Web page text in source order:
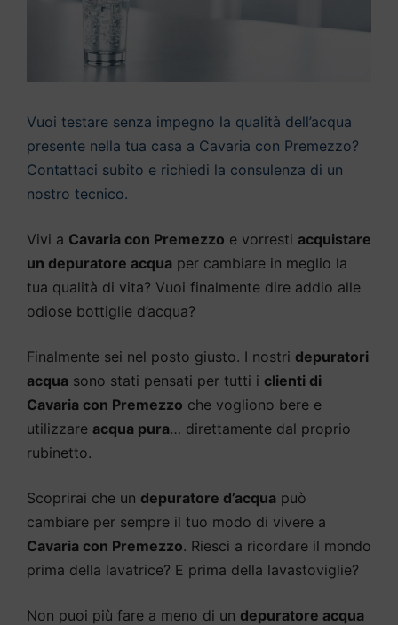
Vuoi testare senza impegno la qualità dell’acqua
presente nella tua casa a Cavaria con Premezzo?
Contattaci subito e richiedi la consulenza di un
nostro tecnico.
Vivi a Cavaria con Premezzo e vorresti acquistare
un depuratore acqua per cambiare in meglio la
tua qualità di vita? Vuoi finalmente dire addio alle
odiose bottiglie d’acqua?
Finalmente sei nel posto giusto. I nostri depuratori
acqua sono stati pensati per tutti i clienti di
Cavaria con Premezzo che vogliono bere e
utilizzare acqua pura… direttamente dal proprio
rubinetto.
Scoprirai che un depuratore d’acqua può
cambiare per sempre il tuo modo di vivere a
Cavaria con Premezzo. Riesci a ricordare il mondo
prima della lavatrice? E prima della lavastoviglie?
Non puoi più fare a meno di un depuratore acqua